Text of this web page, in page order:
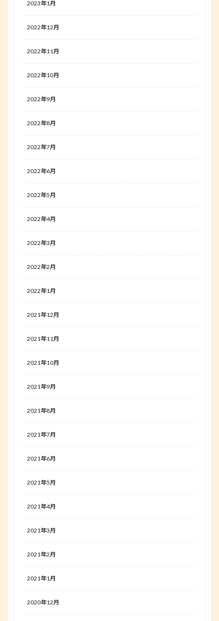
2023年1月
2022年12月
2022年11月
2022年10月
2022年9月
2022年8月
2022年7月
2022年6月
2022年5月
2022年4月
2022年3月
2022年2月
2022年1月
2021年12月
2021年11月
2021年10月
2021年9月
2021年8月
2021年7月
2021年6月
2021年5月
2021年4月
2021年3月
2021年2月
2021年1月
2020年12月